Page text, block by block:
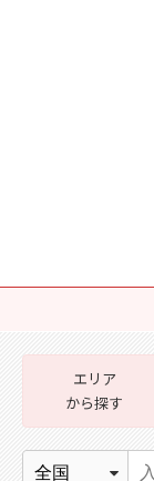
エリア
から探す